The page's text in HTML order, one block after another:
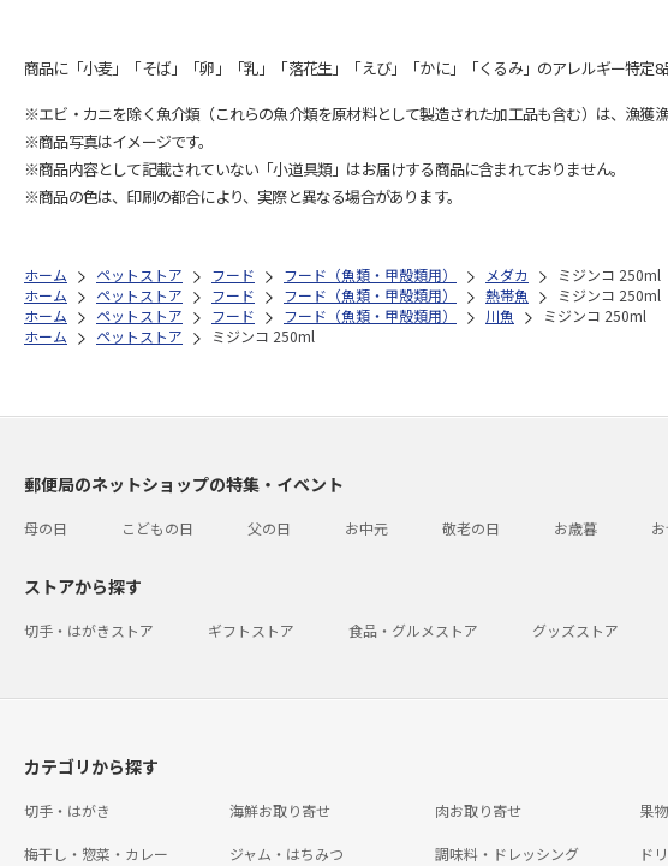
商品に「小麦」「そば」「卵」「乳」「落花生」「えび」「かに」「くるみ」のアレルギー特定8
※エビ・カニを除く魚介類（これらの魚介類を原材料として製造された加工品も含む）は、漁獲
※商品写真はイメージです。
※商品内容として記載されていない「小道具類」はお届けする商品に含まれておりません。
※商品の色は、印刷の都合により、実際と異なる場合があります。
ホーム ペットストア フード フード（魚類・甲殻類用） メダカ
ミジンコ 250ml
ホーム
ペットストア フード フード（魚類・甲殻類用） 熱帯魚
ミジンコ 250ml
ホーム
ペットストア フード フード（魚類・甲殻類用） 川魚
ミジンコ 250ml
ホーム
ペットストア ミジンコ 250ml
郵便局のネットショップの特集・イベント
母の日 こどもの日 父の日 お中元 敬老の日 お歳暮
ストアから探す
切手・はがきストア ギフトストア 食品・グルメストア グッズストア
カテゴリから探す
切手・はがき 海鮮お取り寄せ 肉お取り寄せ 果
梅干し・惣菜・カレー ジャム・はちみつ 調味料・ドレッシング ド